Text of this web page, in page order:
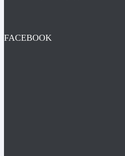
FACEBOOK